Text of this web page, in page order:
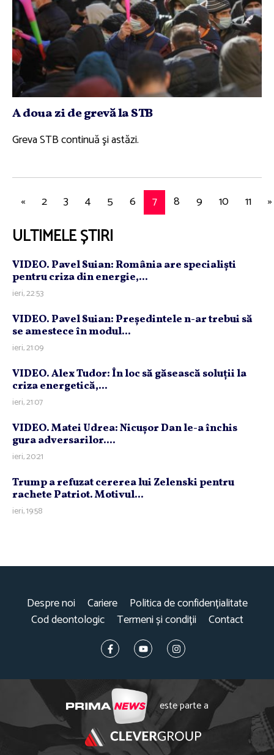
A doua zi de grevă la STB
Greva STB continuă şi astăzi.
« 2 3 4 5 6 7 8 9 10 11 »
ULTIMELE ȘTIRI
VIDEO. Pavel Suian: România are specialişti
pentru criza din energie,...
ieri, 22:53
VIDEO. Pavel Suian: Preşedintele n-ar trebui să
se amestece în modul...
ieri, 21:09
VIDEO. Alex Tudor: În loc să găsească soluţii la
criza energetică,...
ieri, 21:07
VIDEO. Matei Udrea: Nicuşor Dan le-a închis
gura adversarilor....
ieri, 20:21
Trump a refuzat cererea lui Zelenski pentru
rachete Patriot. Motivul...
ieri, 19:58
Despre noi Cariere
Politica de confidențialitate
Cod deontologic
Termeni și condiții Contact
este parte a